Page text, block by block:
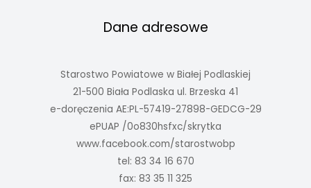
Dane adresowe
Starostwo Powiatowe w Białej Podlaskiej
21-500 Biała Podlaska ul. Brzeska 41
e-doręczenia AE:PL-57419-27898-GEDCG-29
ePUAP /0o830hsfxc/skrytka
www.facebook.com/starostwobp
tel: 83 34 16 670
fax: 83 35 11 325